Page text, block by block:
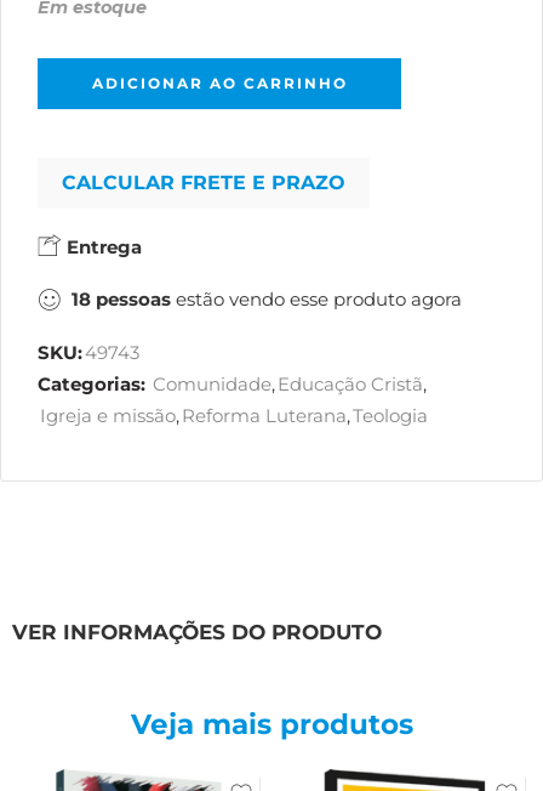
Em estoque
ADICIONAR AO CARRINHO
CALCULAR FRETE E PRAZO
Entrega
18 pessoas estão vendo esse produto agora
SKU:49743
Categorias: Comunidade,Educação Cristã,
Igreja e missão,Reforma Luterana,Teologia
VER INFORMAÇÕES DO PRODUTO
Veja mais produtos